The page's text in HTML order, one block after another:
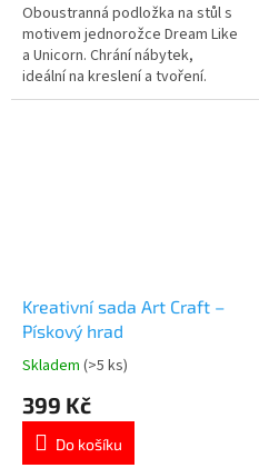
5
hvězdiček.
Oboustranná podložka na stůl s
motivem jednorožce Dream Like
a Unicorn. Chrání nábytek,
ideální na kreslení a tvoření.
Rozměr 49,5 × 34,5 cm. Více
Kreativní sada Art Craft –
Pískový hrad
Průměrné
produktu
5,0
Skladem (>5 ks)
399 Kč
Do košíku